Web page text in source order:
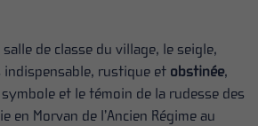
salle de classe du village, le seigle,
indispensable, rustique et obstinée,
et le témoin de la rudesse des
en Morvan de l’Ancien Régime au